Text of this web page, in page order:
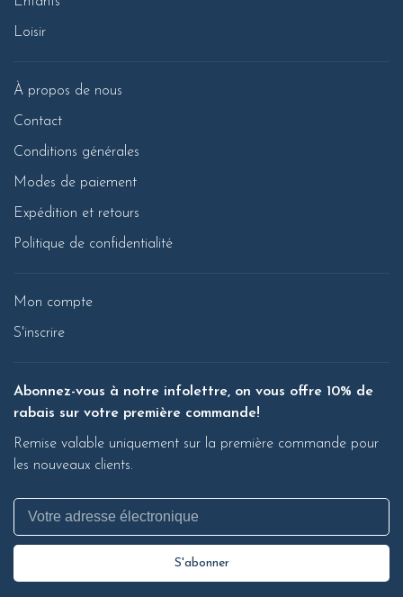
Loisir
À propos de nous
Contact
Conditions générales
Modes de paiement
Expédition et retours
Politique de confidentialité
Mon compte
S'inscrire
Abonnez-vous à notre infolettre, on vous offre 10% de
rabais sur votre première commande!
Remise valable uniquement sur la première commande pour
les nouveaux clients.
S'abonner